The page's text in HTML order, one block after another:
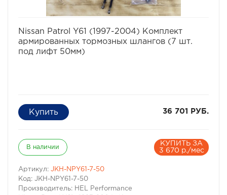
Nissan Patrol Y61 (1997-2004) Комплект
армированных тормозных шлангов (7 шт.
под лифт 50мм)
36 701 РУБ.
В наличии
КУПИТЬ ЗА
3 670 р./мес
Артикул: JKH-NPY61-7-50
Код: JKH-NPY61-7-50
Производитель: HEL Performance